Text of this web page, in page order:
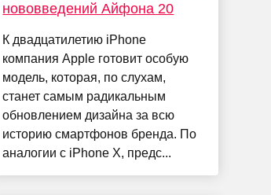
нововведений Айфона 20
К двадцатилетию iPhone
компания Apple готовит особую
модель, которая, по слухам,
станет самым радикальным
обновлением дизайна за всю
историю смартфонов бренда. По
аналогии с iPhone X, предс...